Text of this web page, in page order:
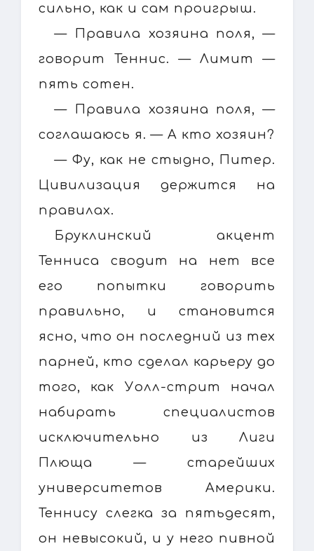
сильно, как и сам проигрыш.
— Правила хозяина поля, —
говорит Теннис. — Лимит —
пять сотен.
— Правила хозяина поля, —
соглашаюсь я. — А кто хозяин?
— Фу, как не стыдно, Питер.
Цивилизация держится на
правилах.
Бруклинский акцент
Тенниса сводит на нет все
его попытки говорить
правильно, и становится
ясно, что он последний из тех
парней, кто сделал карьеру до
того, как Уолл-стрит начал
набирать специалистов
исключительно из Лиги
Плюща — старейших
университетов Америки.
Теннису слегка за пятьдесят,
он невысокий, и у него пивной